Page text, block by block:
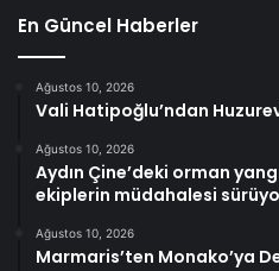
En Güncel Haberler
Ağustos 10, 2026
Vali Hatipoğlu’ndan
Ağustos 10, 2026
Aydın Çine’deki orman
ekiplerin müdahalesi
Ağustos 10, 2026
Marmaris’ten Monako’ya